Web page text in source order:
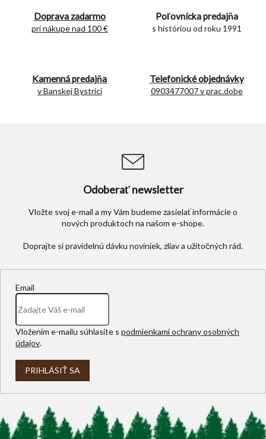
i
s
Doprava zadarmo
pri nákupe nad 100 €
Poľovnícka predajňa
s históriou od roku 1991
Kamenná predajňa
v Banskej Bystrici
Telefonické objednávky
0903477007 v prac.dobe
Odoberať newsletter
Vložte svoj e-mail a my Vám budeme zasielať informácie o
nových produktoch na našom e-shope.
Email
Vložením e-mailu súhlasíte s podmienkami ochrany osobných
údajov.
PRIHLÁSIŤ SA
Z